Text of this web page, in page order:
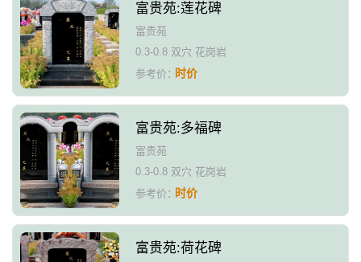
富贵苑:莲花碑
富贵苑
0.3-0.8 双穴 花岗岩
参考价：时价
富贵苑:多福碑
富贵苑
0.3-0.8 双穴 花岗岩
参考价：时价
富贵苑:荷花碑